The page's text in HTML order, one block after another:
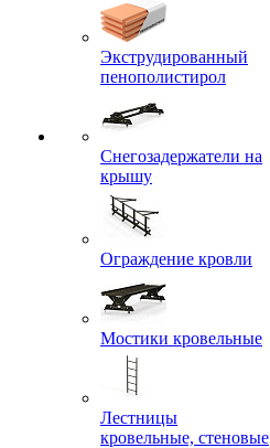
Экструдированный
пенополистирол
Снегозадержатели на
крышу
Ограждение кровли
Мостики кровельные
Лестницы
кровельные, стеновые